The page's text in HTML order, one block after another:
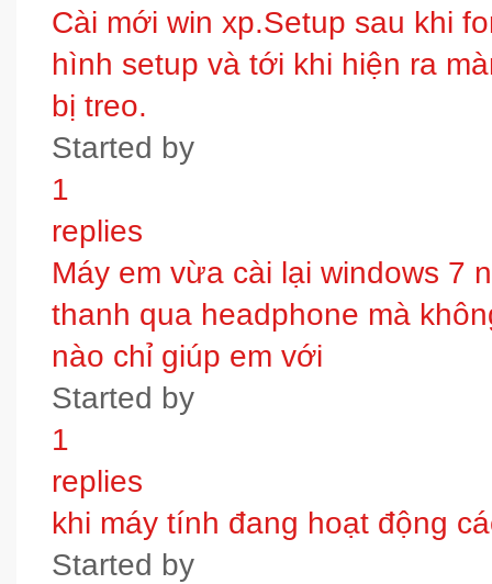
Cài mới win xp.Setup sau khi
hình setup và tới khi hiện ra
bị treo.
Started by
1
replies
Máy em vừa cài lại windows 7
thanh qua headphone mà
nào chỉ giúp em với
Started by
1
replies
khi máy tính đang hoạt động
Started by